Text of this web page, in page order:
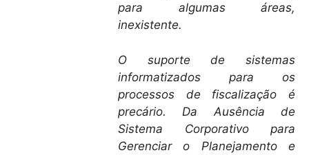
para algumas áreas,
inexistente.
O suporte de sistemas
informatizados para os
processos de fiscalização é
precário. Da Ausência de
Sistema Corporativo para
Gerenciar o Planejamento e